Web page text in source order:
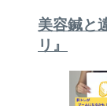
美容鍼と
リ』